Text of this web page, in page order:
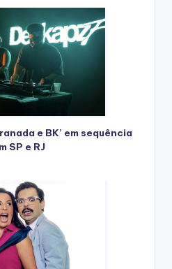
e BK’ em sequência
SP e RJ